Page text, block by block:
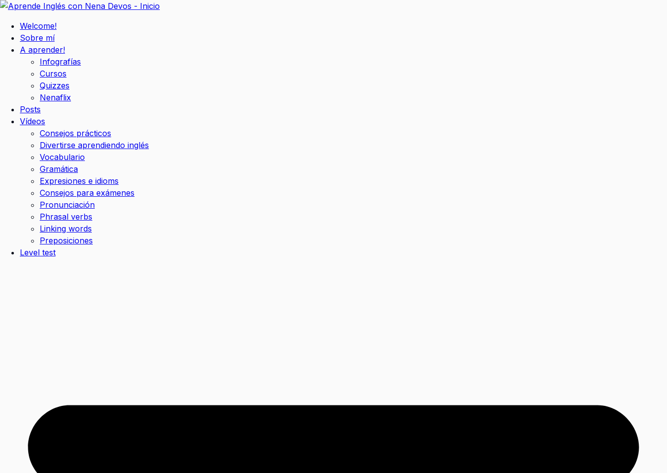
Ir
contenidoWelcome!
Sobre mí
A aprender!
Infografías
Cursos
Quizzes
Nenaflix
Posts
Vídeos
Consejos prácticos
Divertirse aprendiendo inglés
Vocabulario
Gramática
Expresiones e idioms
Consejos para exámenes
Pronunciación
Phrasal verbs
Linking words
Preposiciones
Level test